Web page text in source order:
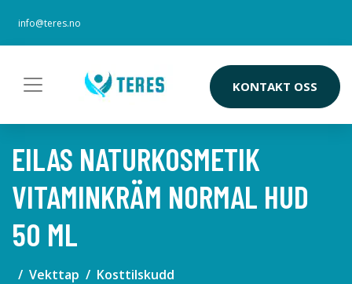
info@teres.no
KONTAKT OSS
EILAS NATURKOSMETIK
VITAMINKRÄM NORMAL HUD
50 ML
Vekttap Kosttilskudd